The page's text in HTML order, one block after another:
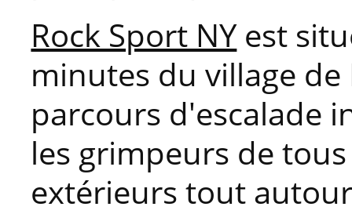
Rock Sport NYest
minutes du village de
parcours d'escalade
les grimpeurs de
extérieurs tout